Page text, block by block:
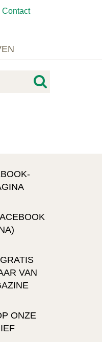
Contact
VAN
ONZE